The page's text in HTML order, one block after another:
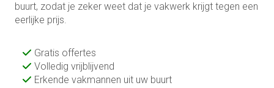
buurt, zodat je zeker weet dat je vakwerk krijgt tegen een
eerlijke prijs.
Gratis offertes
Volledig vrijblijvend
Erkende vakmannen uit uw buurt